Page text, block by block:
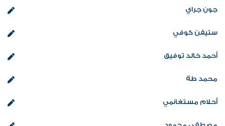
جون جراي
ستيفن كوفي
أحمد خالد توفيق
محمد طة
أحلام مستغانمي